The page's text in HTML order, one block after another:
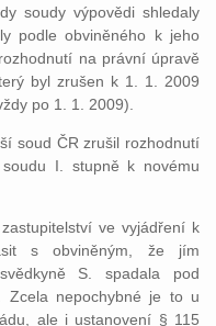
soudy výpovědi shledaly
podle obviněného k jeho
na právní úpravě
byl zrušen k 1. 1. 2009
po 1. 1. 2009).
soud ČR zrušil rozhodnutí
I. stupně k novému
ve vyjádření k
s obviněným, že jím
S. spadala pod
Zcela nepochybné je to u
ale i ustanovení § 115